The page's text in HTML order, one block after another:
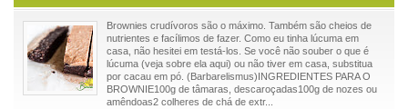
Brownies crudívoros são o máximo. Também são cheios de
nutrientes e facílimos de fazer. Como eu tinha lúcuma em
casa, não hesitei em testá-los. Se você não souber o que é
lúcuma (veja sobre ela aqui) ou não tiver em casa, substitua
por cacau em pó. (Barbarelismus)INGREDIENTES PARA O
BROWNIE100g de tâmaras, descaroçadas100g de nozes ou
amêndoas2 colheres de chá de extr...